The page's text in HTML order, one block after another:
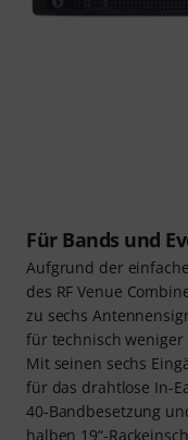
Für Bands und
Aufgrund der
des RF Venue
zu sechs
für technisch
Mit seinen sechs
für das drahtlose In-
40-Bandbesetzung
halben 19“-